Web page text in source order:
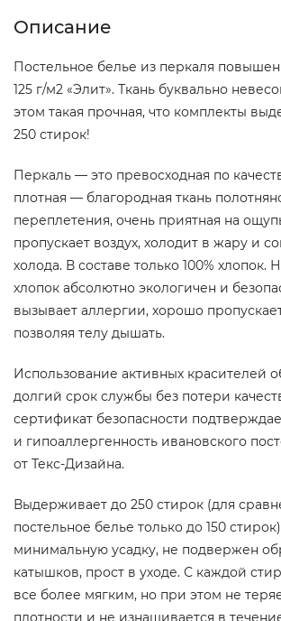
Описание
Постельное белье из перкаля
125 г/м2 «Элит». Ткань буквально
этом такая прочная, что комплекты
250 стирок!
Перкаль — это превосходная по
плотная — благородная ткань
переплетения, очень приятная на
пропускает воздух, холодит в жару и
холода. В составе только 100% хлопок.
хлопок абсолютно экологичен и
вызывает аллергии, хорошо
позволяя телу дышать.
Использование активных красителей
долгий срок службы без потери
сертификат безопасности
и гипоаллергенность ивановского
от Текс-Дизайна.
Выдерживает до 250 стирок (для
постельное белье только до 150
минимальную усадку, не подвержен
катышков, прост в уходе. С каждой
все более мягким, но при этом не
плотности и не изнашивается в